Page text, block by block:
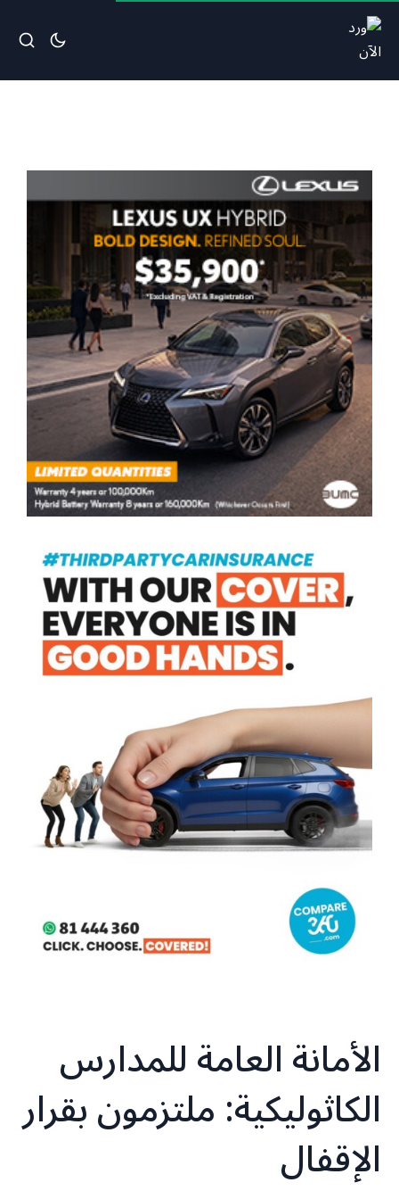
الأمانة العامة للمدارس
الكاثوليكية: ملتزمون بقرار
الإقفال